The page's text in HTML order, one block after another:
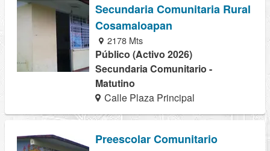
Secundaria Comunitaria Rural
Cosamaloapan
2178 Mts
Público (Activo 2026)
Secundaria Comunitario -
Matutino
Calle Plaza Principal
Preescolar Comunitario